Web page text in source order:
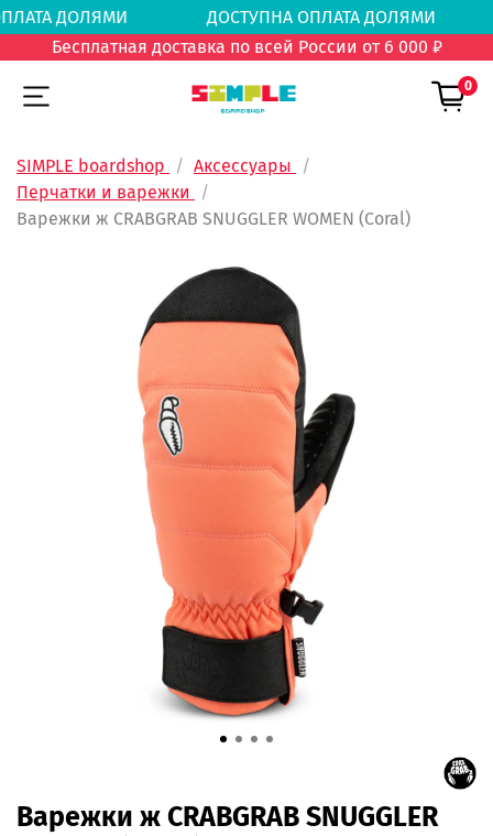
ОПЛАТА ДОЛЯМИ
ДОСТУПНА ОПЛАТА
Бесплатная доставка по всей России от 6 000 ₽
0
SIMPLE boardshop
Аксессуары
Перчатки и варежки
Варежки ж CRABGRAB SNUGGLER WOMEN (Coral)
Варежки ж CRABGRAB SNUGGLER